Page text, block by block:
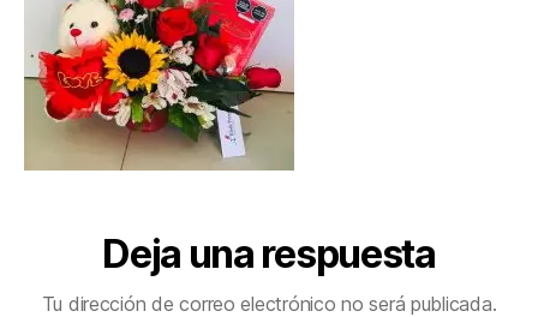
Deja una respuesta
Tu dirección de correo electrónico no será publicada.